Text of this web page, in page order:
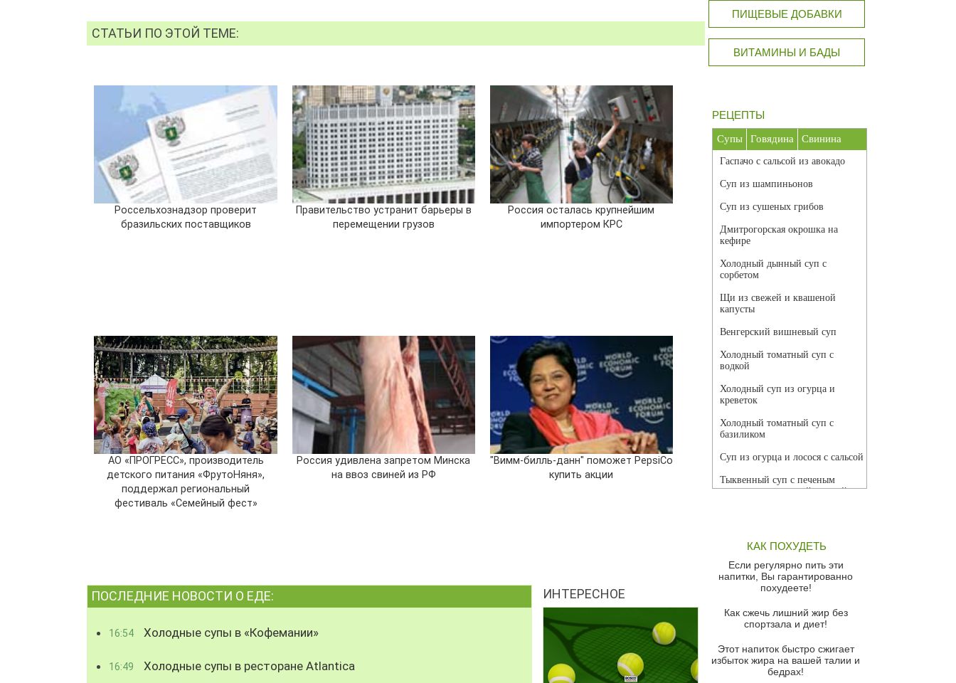
СТАТЬИ ПО ЭТОЙ ТЕМЕ:
Россельхознадзор проверит
бразильских поставщиков
Правительство устранит барьеры в
перемещении грузов
Россия осталась крупнейшим
импортером КРС
АО «ПРОГРЕСС», производитель
детского питания «ФрутоНяня»,
поддержал региональный
фестиваль «Семейный фест»
Россия удивлена запретом Минска
на ввоз свиней из РФ
"Вимм-билль-данн" поможет PepsiCo
купить акции
ПОСЛЕДНИЕ НОВОСТИ О ЕДЕ:
16:54 Холодные супы в «Кофемании»
16:49 Холодные супы в ресторане Atlantica
ИНТЕРЕСНОЕ
ПИЩЕВЫЕ ДОБАВКИ
ВИТАМИНЫ И БАДЫ
РЕЦЕПТЫ
Супы Говядина Свинина
Гаспачо с сальсой из авокадо
Суп из шампиньонов
Суп из сушеных грибов
Дмитрогорская окрошка на
кефире
Холодный дынный суп с
сорбетом
Щи из свежей и квашеной
капусты
Венгерский вишневый суп
Холодный томатный суп с
водкой
Холодный суп из огурца и
креветок
Холодный томатный суп с
базиликом
Суп из огурца и лосося с сальсой
Тыквенный суп с печеным
чесноком и томатной сальсой
красного перца
Парижский луковый суп
Суп из спаржи и горошка с
Суп-крем из цветной капусты
Французский луковый суп
Суп из баклажанов с моцареллой
КАК ПОХУДЕТЬ
Если регулярно пить эти
напитки, Вы гарантированно
похудеете!
Как сжечь лишний жир без
спортзала и диет!
Этот напиток быстро сжигает
избыток жира на вашей талии и
бедрах!